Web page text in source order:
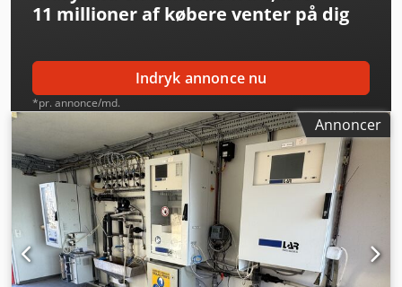
11 millioner af købere venter på dig
Indryk annonce nu
*pr. annonce/md.
Annoncer